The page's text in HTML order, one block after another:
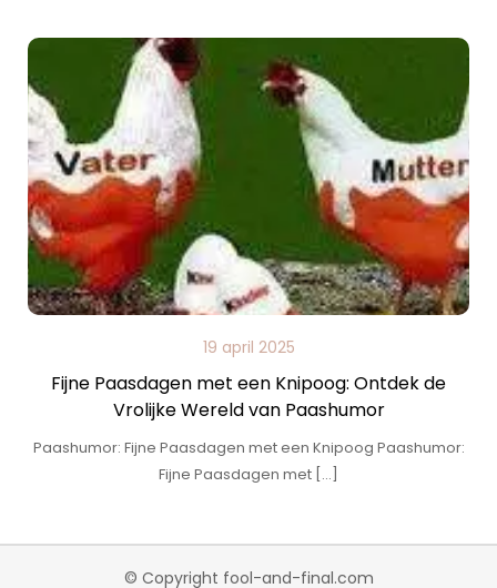
19 april 2025
Fijne Paasdagen met een Knipoog: Ontdek de
Vrolijke Wereld van Paashumor
Paashumor: Fijne Paasdagen met een Knipoog Paashumor:
Fijne Paasdagen met […]
© Copyright fool-and-final.com